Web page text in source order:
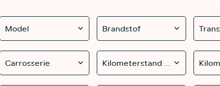
Model Brandstof
Carrosserie Kilometerstand van